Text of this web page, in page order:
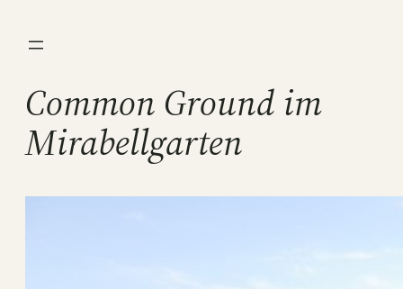
zum
wechseln
Common Ground im
Mirabellgarten